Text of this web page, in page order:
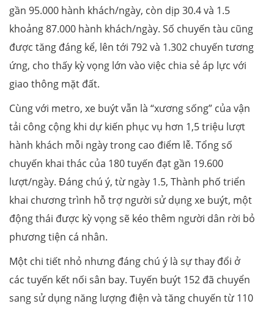
gần 95.000 hành khách/ngày, còn dịp 30.4 và 1.5
khoảng 87.000 hành khách/ngày. Số chuyến tàu cũng
được tăng đáng kể, lên tới 792 và 1.302 chuyến tương
ứng, cho thấy kỳ vọng lớn vào việc chia sẻ áp lực với
giao thông mặt đất.
Cùng với metro, xe buýt vẫn là “xương sống” của vận
tải công cộng khi dự kiến phục vụ hơn 1,5 triệu lượt
hành khách mỗi ngày trong cao điểm lễ. Tổng số
chuyến khai thác của 180 tuyến đạt gần 19.600
lượt/ngày. Đáng chú ý, từ ngày 1.5, Thành phố triển
khai chương trình hỗ trợ người sử dụng xe buýt, một
động thái được kỳ vọng sẽ kéo thêm người dân rời bỏ
phương tiện cá nhân.
Một chi tiết nhỏ nhưng đáng chú ý là sự thay đổi ở
các tuyến kết nối sân bay. Tuyến buýt 152 đã chuyển
sang sử dụng năng lượng điện và tăng chuyến từ 110